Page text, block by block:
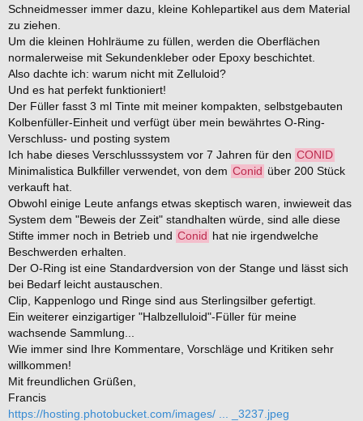
Schneidmesser immer dazu, kleine Kohlepartikel aus dem Material
zu ziehen.
Um die kleinen Hohlräume zu füllen, werden die Oberflächen
normalerweise mit Sekundenkleber oder Epoxy beschichtet.
Also dachte ich: warum nicht mit Zelluloid?
Und es hat perfekt funktioniert!
Der Füller fasst 3 ml Tinte mit meiner kompakten, selbstgebauten
Kolbenfüller-Einheit und verfügt über mein bewährtes O-Ring-
Verschluss- und posting system
Ich habe dieses Verschlusssystem vor 7 Jahren für den CONID
Minimalistica Bulkfiller verwendet, von dem Conid über 200 Stück
verkauft hat.
Obwohl einige Leute anfangs etwas skeptisch waren, inwieweit das
System dem "Beweis der Zeit" standhalten würde, sind alle diese
Stifte immer noch in Betrieb und Conid hat nie irgendwelche
Beschwerden erhalten.
Der O-Ring ist eine Standardversion von der Stange und lässt sich
bei Bedarf leicht austauschen.
Clip, Kappenlogo und Ringe sind aus Sterlingsilber gefertigt.
Ein weiterer einzigartiger "Halbzelluloid"-Füller für meine
wachsende Sammlung...
Wie immer sind Ihre Kommentare, Vorschläge und Kritiken sehr
willkommen!
Mit freundlichen Grüßen,
Francis
https://hosting.photobucket.com/images/ ... _3237.jpeg